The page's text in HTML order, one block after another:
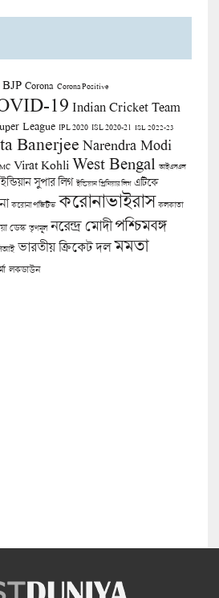
BJP Corona Corona Positive
19 Indian Cricket Team
League IPL 2020 ISL 2020-21 ISL 2022-23
Banerjee Narendra Modi
Virat Kohli West Bengal আইএসএল
ইন্ডিয়ান সুপার লিগ ইন্ডিয়ান প্রিমিয়ার লিগ এটিকে
করোনা পজিটিভ করোনাভাইরাস কলকাতা
ডেস্ক তৃণমূল নরেন্দ্র মোদী পশ্চিমবঙ্গ
ভারতীয় ক্রিকেট দল মমতা
লকডাউন